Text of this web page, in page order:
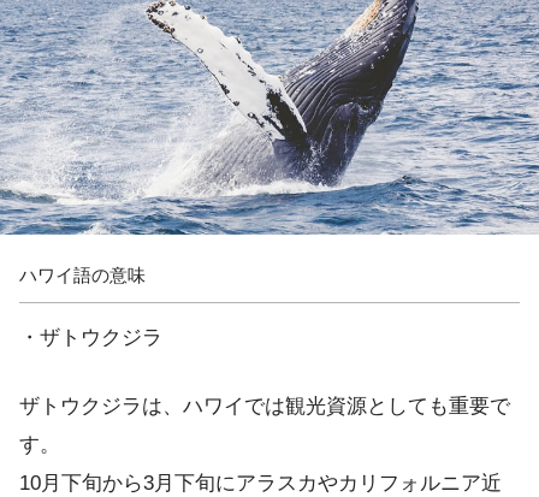
ハワイ語の意味
・ザトウクジラ
ザトウクジラは、ハワイでは観光資源としても重要で
す。
10月下旬から3月下旬にアラスカやカリフォルニア近